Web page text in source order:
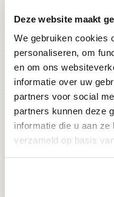
Deze website maakt
We gebruiken cookies
personaliseren, om
en om ons
informatie over uw
partners voor social
partners kunnen deze
informatie die u aan
verzameld op basis
Blijf op de
Ontvang het laatste
evenementen
E-mailadres